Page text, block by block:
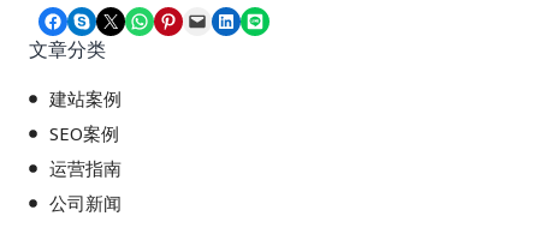
Share on Facebook
Share on Skype
Share on X Share on WhatsApp
Share on Pinterest
Email this PageShare on LinkedIn
Share on LINE
文章分类
建站案例
SEO案例
运营指南
公司新闻